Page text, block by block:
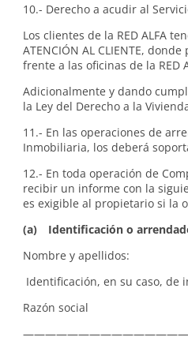
10.- Derecho a acudir al
Los clientes de la RED ALFA
ATENCIÓN AL CLIENTE,
frente a las oficinas de la RED
Adicionalmente y dando
la Ley del Derecho a la
11.- En las operaciones de
Inmobiliaria, los deberá
12.- En toda operación de
recibir un informe con la
es exigible al propietario si la
(a) Identificación o
Nombre y
Identificación, en su caso,
Razón